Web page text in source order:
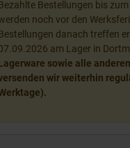
Bestellungen bis
noch vor den
danach treffen
am Lager in
sowie alle
wir weiterhin